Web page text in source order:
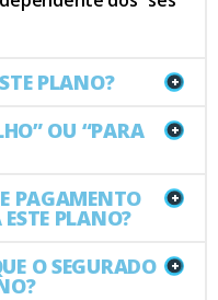
+
PLANO?
+
OU “PARA
+
PAGAMENTO
PLANO?
+
O SEGURADO